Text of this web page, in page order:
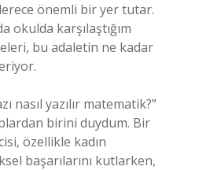
önemli bir yer tutar.
okulda karşılaştığım
bu adaletin ne kadar
nasıl yazılır matematik?”
birini duydum. Bir
özellikle kadın
başarılarını kutlarken,